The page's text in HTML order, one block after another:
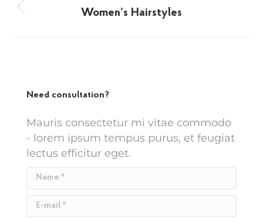
navigation
Previous
Women’s Hairstyles
Need consultation?
Mauris consectetur mi vitae commodo
- lorem ipsum tempus purus, et feugiat
lectus efficitur eget.
Name *
E-mail *